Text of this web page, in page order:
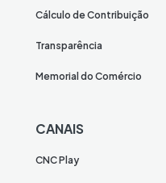
Cálculo de Contribuição
Transparência
Memorial do Comércio
CANAIS
CNC Play